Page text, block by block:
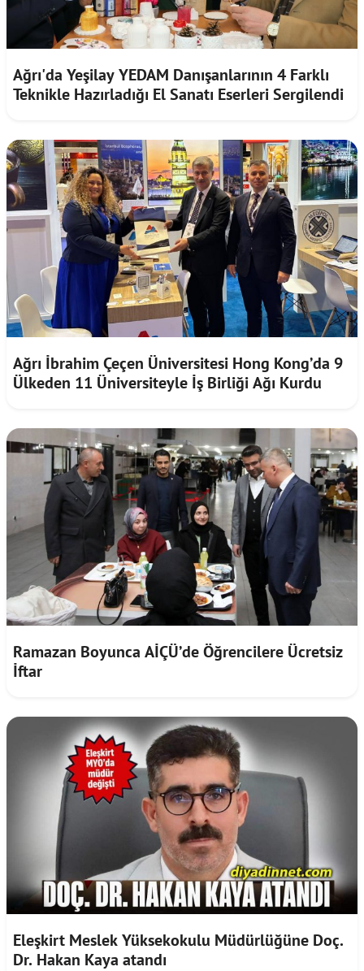
Ağrı'da Yeşilay YEDAM Danışanlarının 4 Farklı
Teknikle Hazırladığı El Sanatı Eserleri Sergilendi
Ağrı İbrahim Çeçen Üniversitesi Hong Kong’da 9
Ülkeden 11 Üniversiteyle İş Birliği Ağı Kurdu
Ramazan Boyunca AİÇÜ’de Öğrencilere Ücretsiz
İftar
Eleşkirt Meslek Yüksekokulu Müdürlüğüne Doç.
Dr. Hakan Kaya atandı